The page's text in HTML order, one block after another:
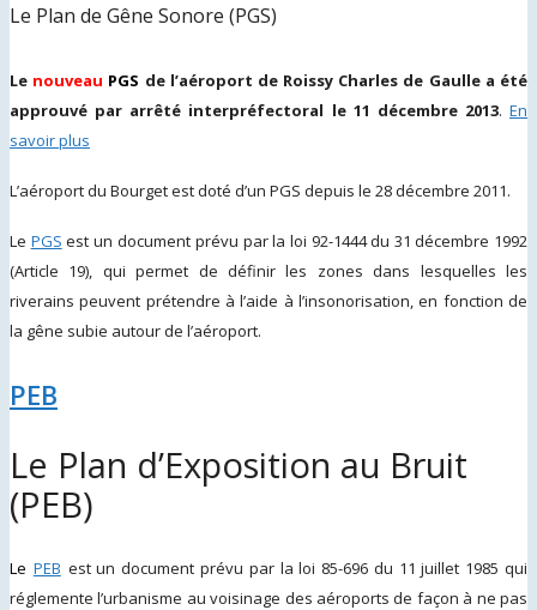
Le Plan de Gêne Sonore (PGS)
Le nouveau PGS de l’aéroport de Roissy Charles de Gaulle a été
approuvé par arrêté interpréfectoral le 11 décembre 2013. En
savoir plus
L’aéroport du Bourget est doté d’un PGS depuis le 28 décembre 2011.
Le PGS est un document prévu par la loi 92-1444 du 31 décembre 1992
(Article 19), qui permet de définir les zones dans lesquelles les
riverains peuvent prétendre à l’aide à l’insonorisation, en fonction de
la gêne subie autour de l’aéroport.
PEB
Le Plan d’Exposition au Bruit
(PEB)
Le PEB est un document prévu par la loi 85-696 du 11 juillet 1985 qui
réglemente l’urbanisme au voisinage des aéroports de façon à ne pas